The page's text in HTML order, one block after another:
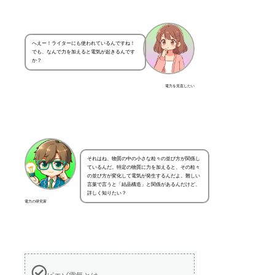
電力を見直したい
へえー！ライターにも使われているんですね！
でも、なんで力を加えると電気が起きるんです
か？
電力の研究家
それはね、物質の中の小さな粒々の並び方が関係し
ているんだ。特定の物質に力を加えると、その粒々
の並び方が変化して電気が発生するんだよ。難しい
言葉で言うと「結晶構造」と関係があるんだけど、
詳しく知りたい？